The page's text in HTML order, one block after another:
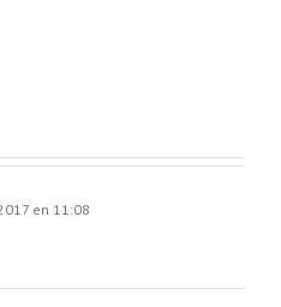
en 11:08